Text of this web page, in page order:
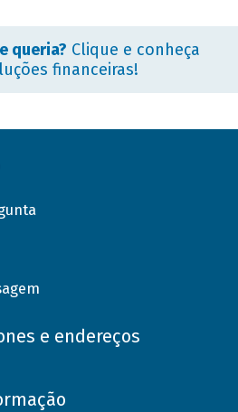
queria? Clique e conheça
financeiras!
e endereços